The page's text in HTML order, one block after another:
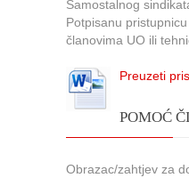
Samostalnog
Potpisanu
članovima UO ili
Preuzeti
POMOĆ
Obrazac/zahtjev za